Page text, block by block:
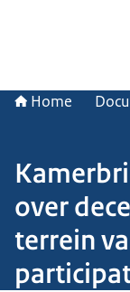
Home
over
terrein